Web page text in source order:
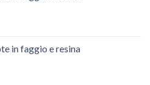
in faggio e resina